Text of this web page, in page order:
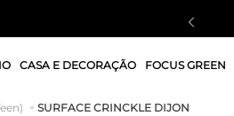
CASA E DECORAÇÃO FOCUS GREEN
SURFACE CRINCKLE DIJON